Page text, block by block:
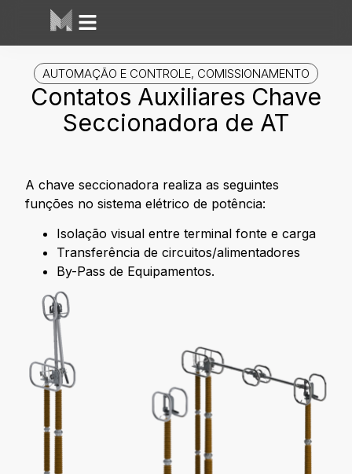
AUTOMAÇÃO E CONTROLE, COMISSIONAMENTO
Contatos Auxiliares Chave
Seccionadora de AT
A chave seccionadora realiza as seguintes
funções no sistema elétrico de potência:
Isolação visual entre terminal fonte e carga
Transferência de circuitos/alimentadores
By-Pass de Equipamentos.